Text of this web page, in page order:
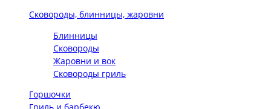
Сковороды, блинницы, жаровни
Блинницы
Сковороды
Жаровни и вок
Сковороды гриль
Горшочки